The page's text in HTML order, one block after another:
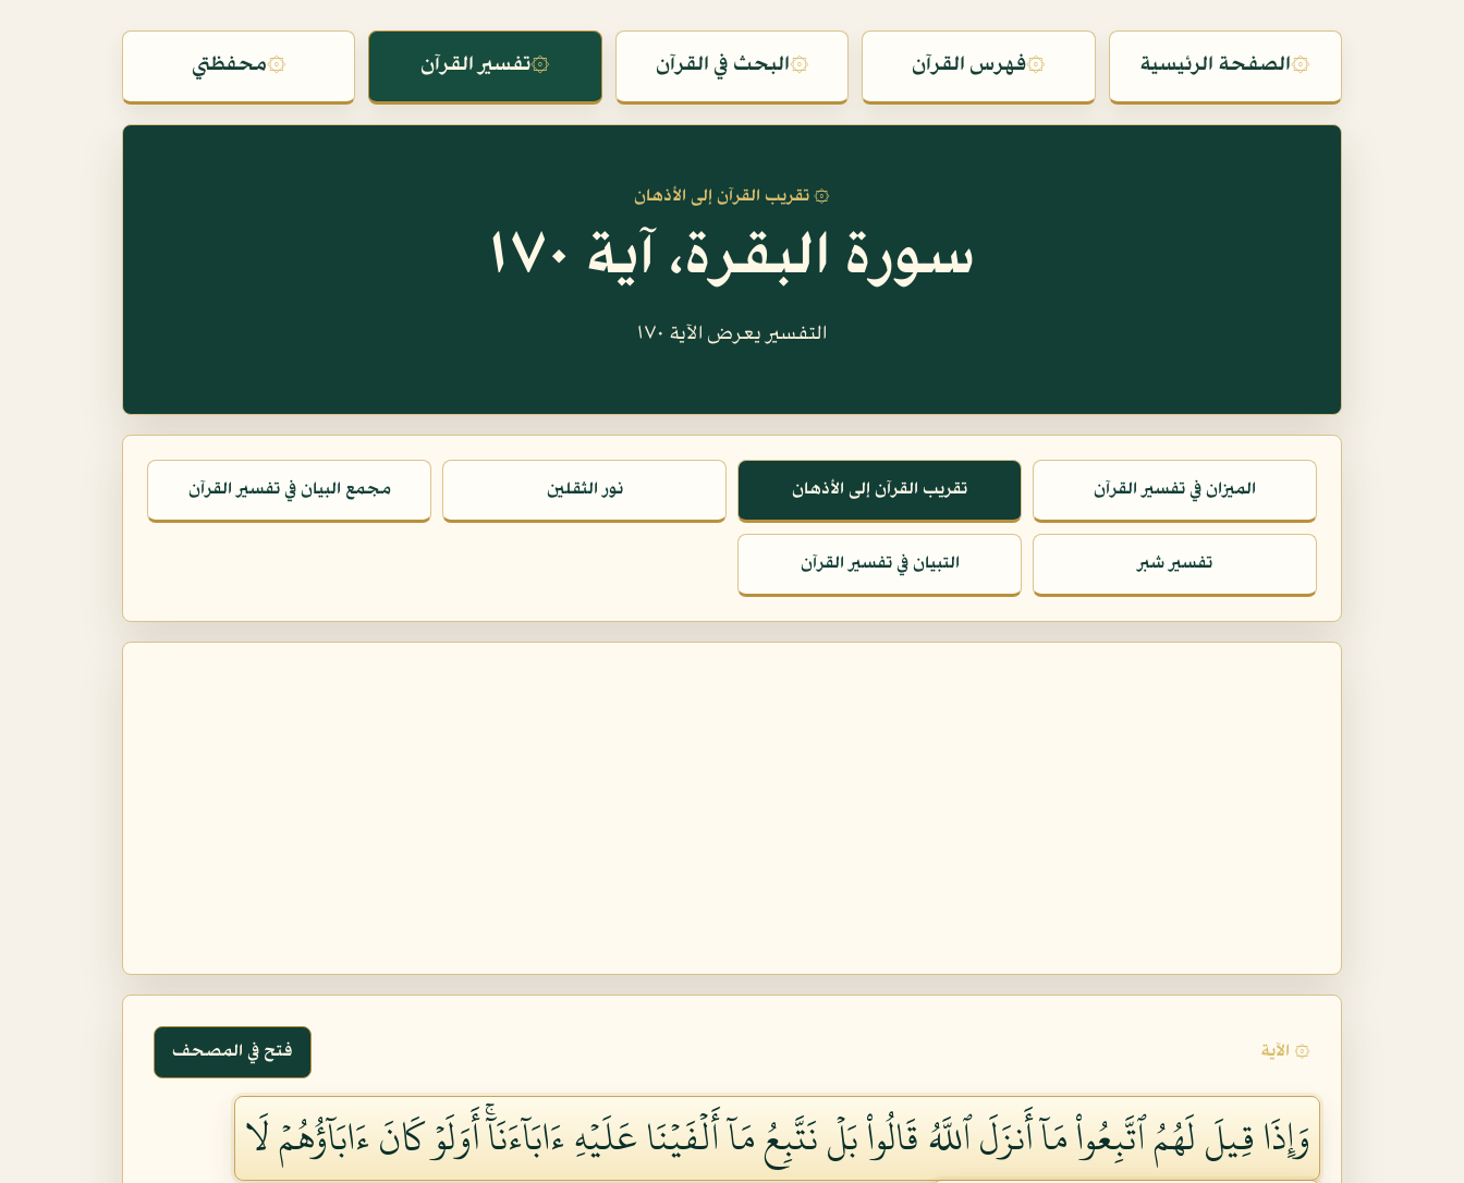
۞الصفحة الرئيسية ۞فهرس القرآن ۞البحث في القرآن ۞تفسير القرآن ۞محفظتي
۞ تقريب القرآن إلى الأذهان
سورة البقرة، آية ١٧٠
التفسير يعرض الآية ١٧٠
الميزان في تفسير القرآن تقريب القرآن إلى الأذهان نور الثقلين مجمع البيان في تفسير القرآن
تفسير شبر التبيان في تفسير القرآن
۞ الآية فتح في المصحف
وَإِذَا قِيلَ لَهُمُ ٱتَّبِعُواْ مَآ أَنزَلَ ٱللَّهُ قَالُواْ بَلۡ نَتَّبِعُ مَآ أَلۡفَيۡنَا عَلَيۡهِ ءَابَآءَنَآۚ أَوَلَوۡ كَانَ ءَابَآؤُهُمۡ لَا